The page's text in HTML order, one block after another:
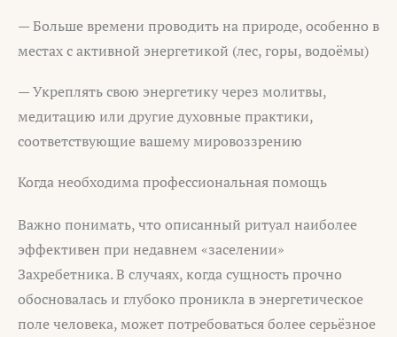
— Больше времени проводить на природе, особенно в
местах с активной энергетикой (лес, горы, водоёмы)
— Укреплять свою энергетику через молитвы,
медитацию или другие духовные практики,
соответствующие вашему мировоззрению
Когда необходима профессиональная помощь
Важно понимать, что описанный ритуал наиболее
эффективен при недавнем «заселении»
Захребетника. В случаях, когда сущность прочно
обосновалась и глубоко проникла в энергетическое
поле человека, может потребоваться более серьёзное